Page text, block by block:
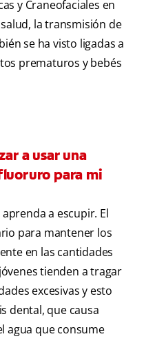
y Craneofaciales en
la transmisión de
se ha visto ligadas a
prematuros y bebés
a usar una
para mi
a escupir. El
para mantener los
en las cantidades
tienden a tragar
excesivas y esto
dental, que causa
agua que consume